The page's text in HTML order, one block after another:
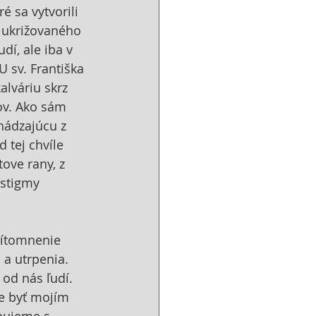
sa vytvorili
ale iba v
sv. Františka
skrz
Ako sám
z
tej chvíle
rany, z
a utrpenia.
nás ľudí.
byť mojím